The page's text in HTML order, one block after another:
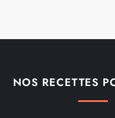
NOS RECETTES